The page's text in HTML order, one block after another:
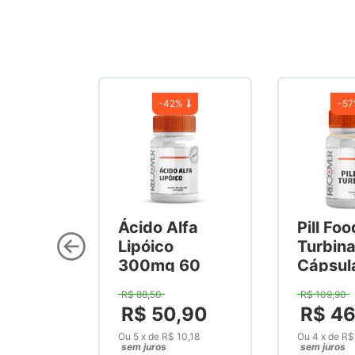
-42%
Ácido Alfa
Lipóico
300mg 60
R$ 88,50
R$ 50,90
Ou 5 x de R$ 10,18
sem juros
-
Pill
R$ 109,90
R$ 46
Ou4 x de
sem juros